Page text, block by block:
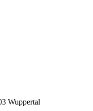
Wuppertal